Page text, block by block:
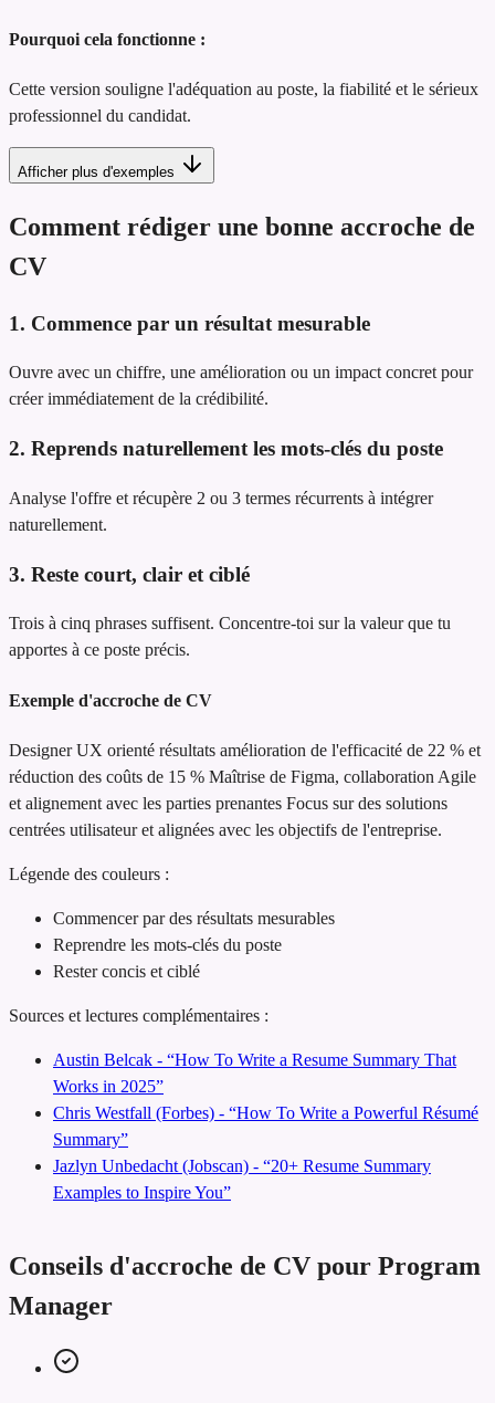
Pourquoi cela fonctionne :
Cette version souligne l'adéquation au poste, la fiabilité et le sérieux
professionnel du candidat.
Afficher plus d'exemples
Comment rédiger une bonne accroche de
CV
1. Commence par un résultat mesurable
Ouvre avec un chiffre, une amélioration ou un impact concret pour
créer immédiatement de la crédibilité.
2. Reprends naturellement les mots-clés du poste
Analyse l'offre et récupère 2 ou 3 termes récurrents à intégrer
naturellement.
3. Reste court, clair et ciblé
Trois à cinq phrases suffisent. Concentre-toi sur la valeur que tu
apportes à ce poste précis.
Exemple d'accroche de CV
Designer UX orienté résultats amélioration de l'efficacité de 22 % et
réduction des coûts de 15 % Maîtrise de Figma, collaboration Agile
et alignement avec les parties prenantes Focus sur des solutions
centrées utilisateur et alignées avec les objectifs de l'entreprise.
Légende des couleurs :
Commencer par des résultats mesurables
Reprendre les mots-clés du poste
Rester concis et ciblé
Sources et lectures complémentaires :
Austin Belcak - “How To Write a Resume Summary That
Works in 2025”
Chris Westfall (Forbes) - “How To Write a Powerful Résumé
Summary”
Jazlyn Unbedacht (Jobscan) - “20+ Resume Summary
Examples to Inspire You”
Conseils d'accroche de CV pour Program
Manager